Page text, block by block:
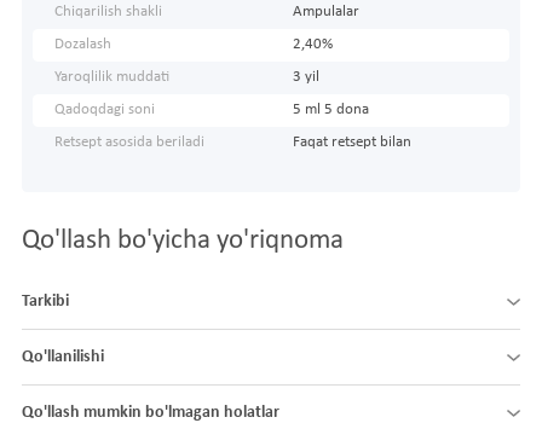
Chiqarilish shakli Ampulalar
Dozalash 2,40%
Yaroqlilik muddati 3 yil
Qadoqdagi soni 5 ml 5 dona
Retsept asosida beriladi Faqat retsept bilan
Qo'llash bo'yicha yo'riqnoma
Tarkibi
Qo'llanilishi
Qo'llash mumkin bo'lmagan holatlar